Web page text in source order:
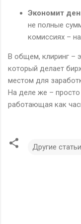
Экономит
не полные
комиссиях –
В общем, клиринг –
который делает
местом для
На деле же – просто
работающая как
Другие